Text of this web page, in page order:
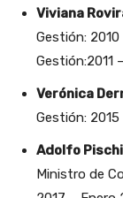
Viviana
Gestión:
Gestión:2011
Verónica
Gestión: 2015
Adolfo
Ministro de